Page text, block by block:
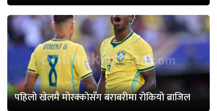
पहिलो खेलमै मोरक्कोसँग बराबरीमा रोकियो ब्राजिल